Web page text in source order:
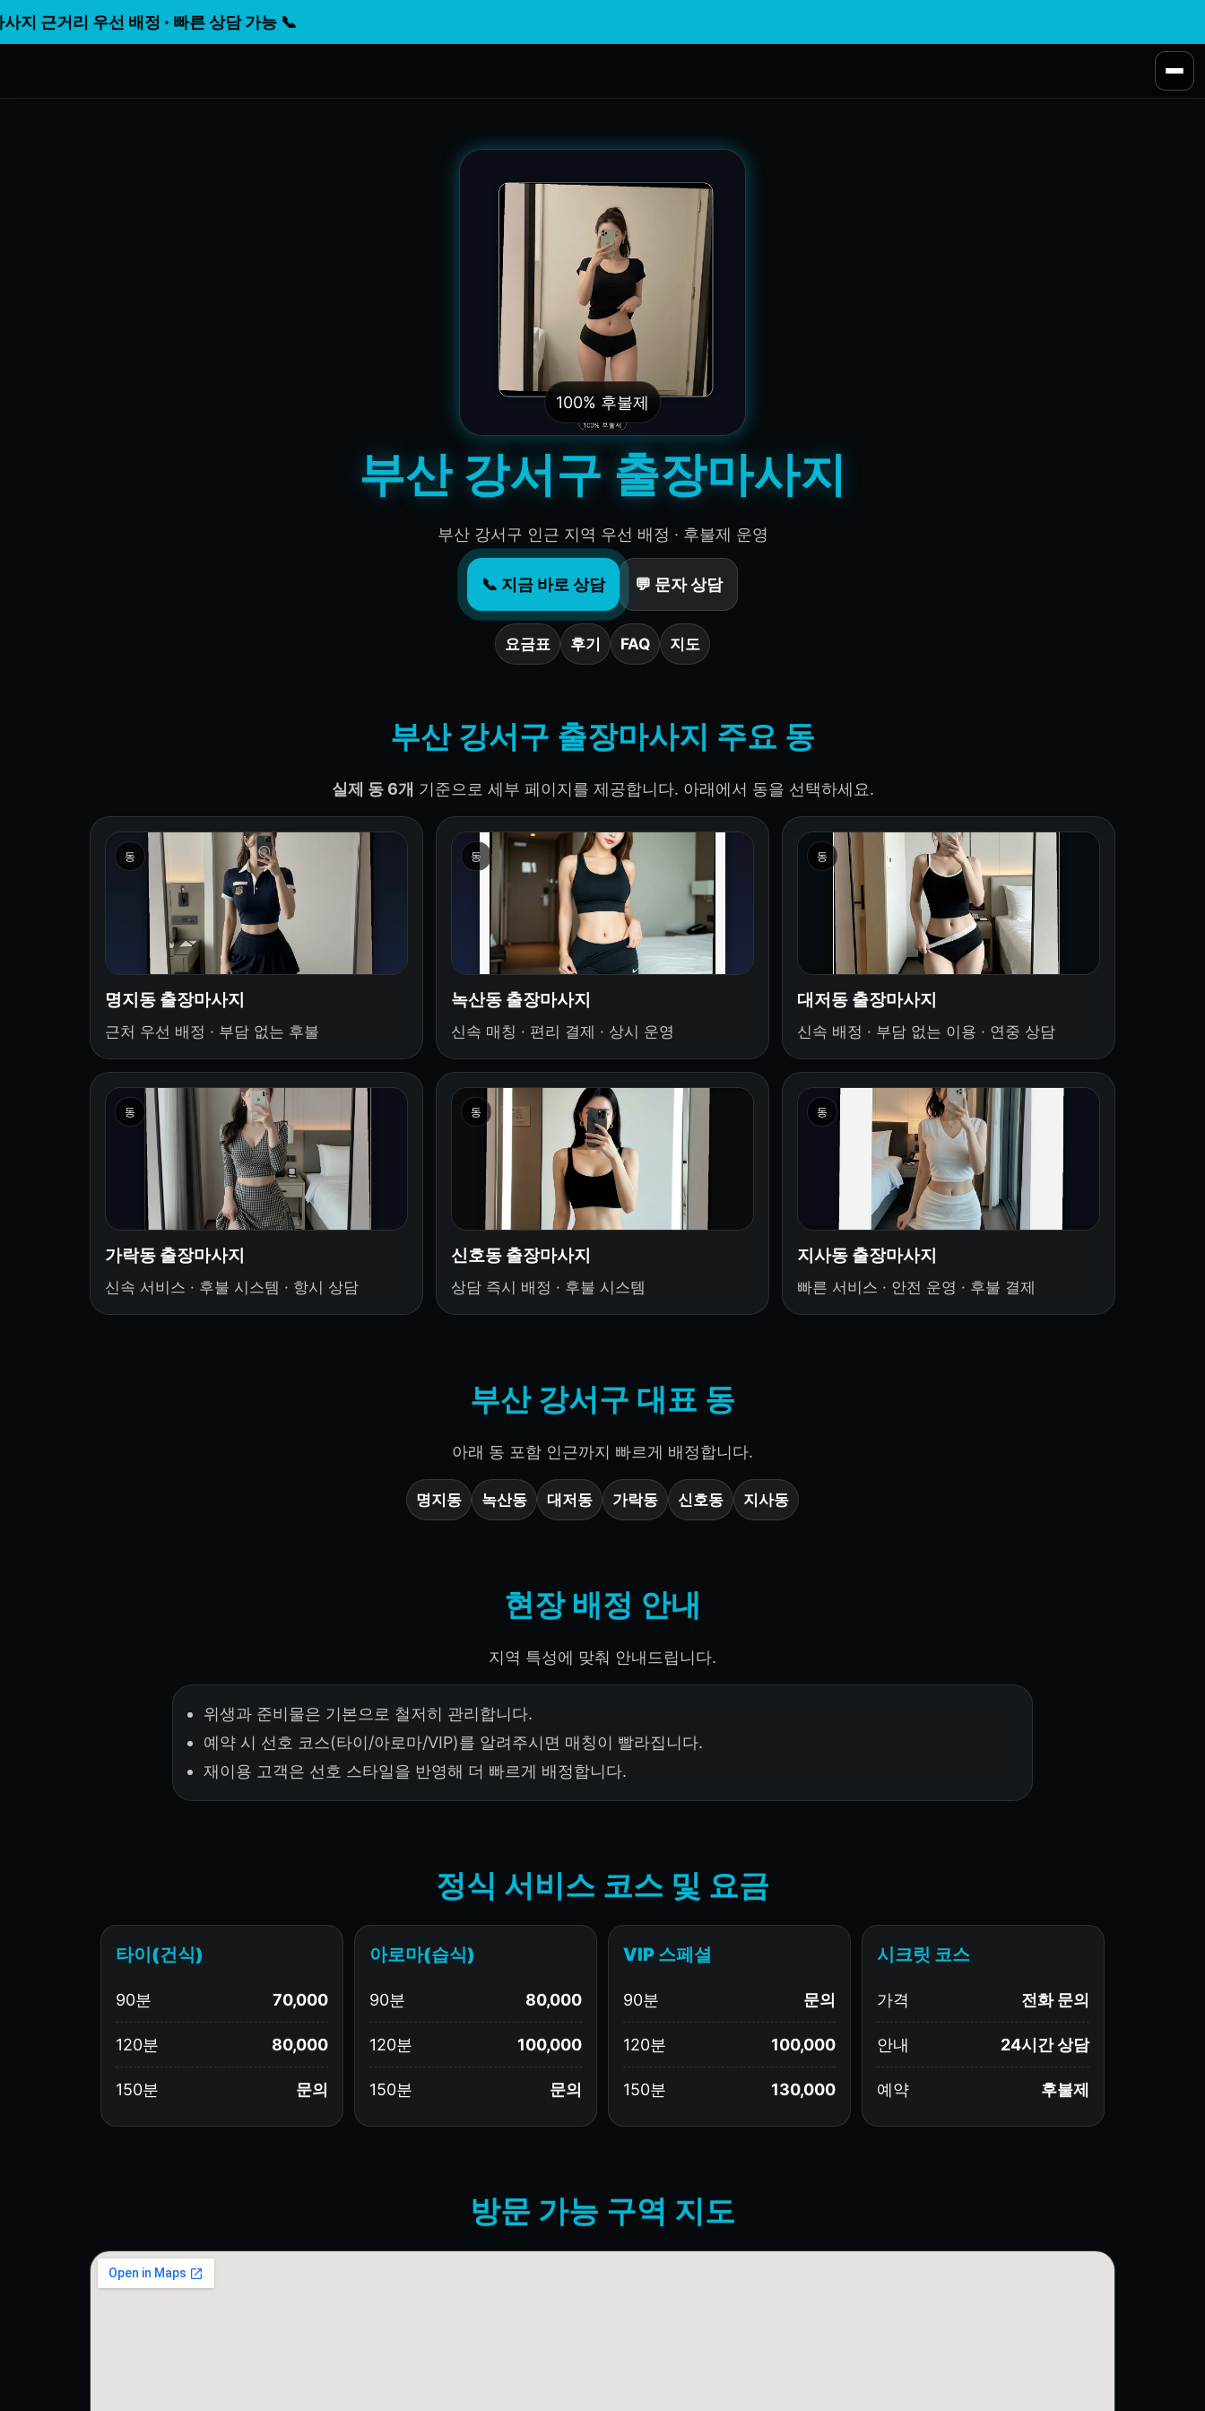
리 우선 배정 · 빠른 상담 가능 📞
100% 후불제
부산 강서구 출장마사지
부산 강서구 인근 지역 우선 배정 · 후불제 운영
📞 지금 바로 상담 💬 문자 상담
요금표 후기 FAQ 지도
부산 강서구 출장마사지 주요 동
실제 동 6개 기준으로 세부 페이지를 제공합니다. 아래에서 동을 선택하세요.
동
명지동 출장마사지
근처 우선 배정 · 부담 없는 후불
동
녹산동 출장마사지
신속 매칭 · 편리 결제 · 상시 운영
동
대저동 출장마사지
신속 배정 · 부담 없는 이용 · 연중 상담
동
가락동 출장마사지
신속 서비스 · 후불 시스템 · 항시 상담
동
신호동 출장마사지
상담 즉시 배정 · 후불 시스템
동
지사동 출장마사지
빠른 서비스 · 안전 운영 · 후불 결제
부산 강서구 대표 동
아래 동 포함 인근까지 빠르게 배정합니다.
명지동 녹산동 대저동 가락동 신호동 지사동
현장 배정 안내
지역 특성에 맞춰 안내드립니다.
위생과 준비물은 기본으로 철저히 관리합니다.
예약 시 선호 코스(타이/아로마/VIP)를 알려주시면 매칭이 빨라집니다.
재이용 고객은 선호 스타일을 반영해 더 빠르게 배정합니다.
정식 서비스 코스 및 요금
타이(건식)
90분 70,000
120분 80,000
150분 문의
아로마(습식)
90분 80,000
120분 100,000
150분 문의
VIP 스페셜
90분 문의
120분 100,000
150분 130,000
시크릿 코스
가격 전화 문의
안내 24시간 상담
예약 후불제
방문 가능 구역 지도